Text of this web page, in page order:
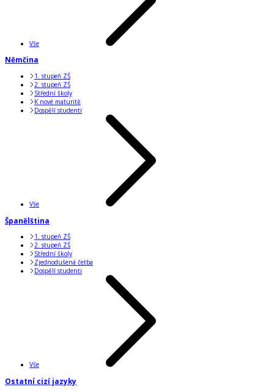
Vše
Němčina
1. stupeň ZŠ
2. stupeň ZŠ
Střední školy
K nové maturitě
Dospělí studenti
Vše
Španělština
1. stupeň ZŠ
2. stupeň ZŠ
Střední školy
Zjednodušená četba
Dospělí studenti
Vše
Ostatní cizí jazyky